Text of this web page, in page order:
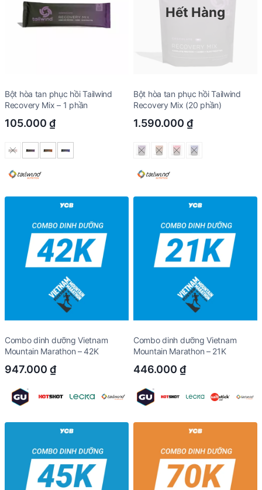
Bột hòa tan phục hồi Tailwind
Recovery Mix – 1 phần
105.000 ₫
Hết Hàng
Bột hòa tan phục hồi Tailwind
Recovery Mix (20 phần)
1.590.000 ₫
Combo dinh dưỡng Vietnam
Mountain Marathon – 42K
947.000 ₫
Combo dinh dưỡng Vietnam
Mountain Marathon – 21K
446.000 ₫